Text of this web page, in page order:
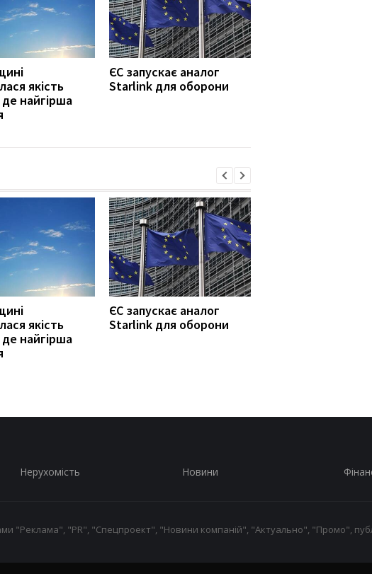
якість
де найгірша
ЄС запускає аналог
Starlink для оборони
якість
де найгірша
ЄС запускає аналог
Starlink для оборони
Нерухомість Новини
"Реклама", "PR", "Спецпроект", "Новини компаній", "Актуально", "Промо",